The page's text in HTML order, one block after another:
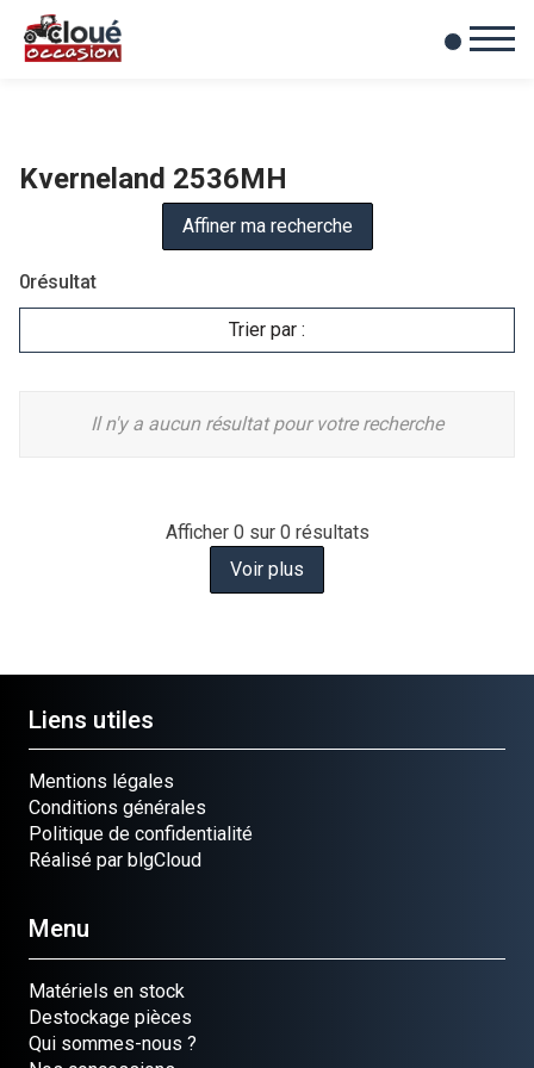
Mes favoris
0
Kverneland 2536MH
0résultat
Trier par :
Affiner ma recherche
Il n'y a aucun résultat pour votre recherche
Afficher 0 sur 0 résultats
Voir plus
Liens utiles
Mentions légales
Conditions générales
Politique de confidentialité
Réalisé par blgCloud
Menu
Matériels en stock
Destockage pièces
Qui sommes-nous ?